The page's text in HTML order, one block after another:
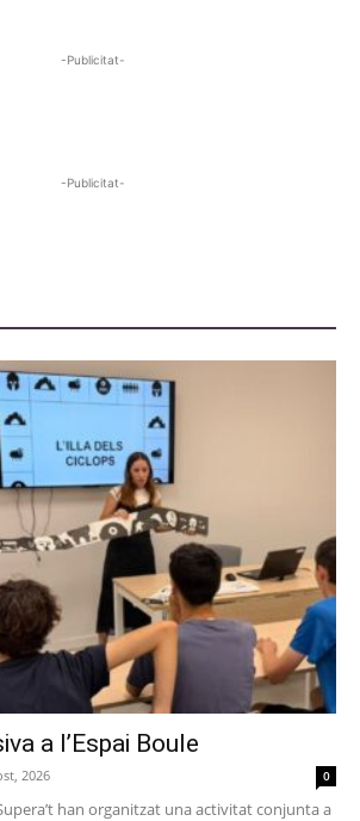
-Publicitat-
-Publicitat-
a l’Espai Boule
2026 0
han organitzat una activitat conjunta a